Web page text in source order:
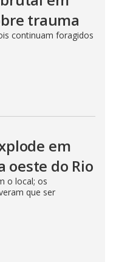
trauma
continuam foragidos
em
oeste do Rio
o local; os
que ser